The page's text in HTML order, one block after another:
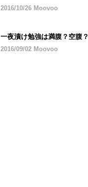
2016/10/26 Moovoo
一夜漬け勉強は満腹？空腹？
2016/09/02 Moovoo